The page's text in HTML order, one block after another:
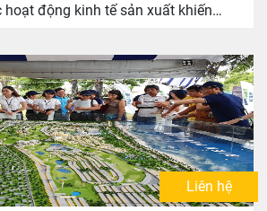
động kinh tế sản xuất khiến
Liên hệ